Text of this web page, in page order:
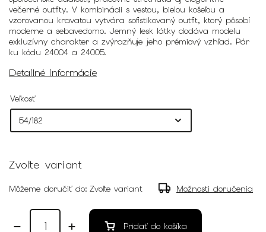
večerné outfity. V kombinácii s vestou, bielou košeľou a
vzorovanou kravatou vytvára sofistikovaný outfit, ktorý pôsobí
moderne a sebavedomo. Jemný lesk látky dodáva modelu
exkluzívny charakter a zvýrazňuje jeho prémiový vzhľad. Pár
ku kódu 24004 a 24005.
Detailné informácie
Veľkosť
Zvoľte variant
Môžeme doručiť do: Zvoľte variant Možnosti doručenia
Pridať do košíka